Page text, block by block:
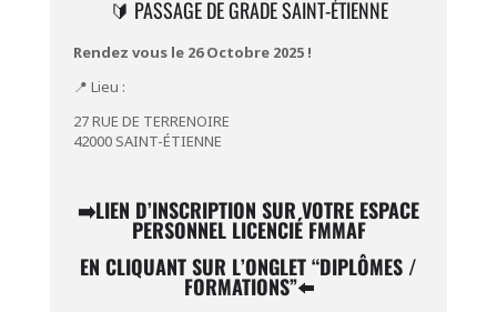
🔰 PASSAGE DE GRADE SAINT-ÉTIENNE
Rendez vous le 26 Octobre 2025 !
📍 Lieu :
27 RUE DE TERRENOIRE
42000 SAINT-ÉTIENNE
➡️LIEN D’INSCRIPTION SUR VOTRE ESPACE
PERSONNEL LICENCIÉ FMMAF
EN CLIQUANT SUR L’ONGLET “DIPLÔMES /
FORMATIONS”⬅️